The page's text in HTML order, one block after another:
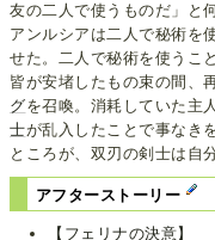
友の二人で使うものだ」と
アンルシアは二人で秘術を
せた。二人で秘術を使うこ
皆が安堵したもの束の間、
グを召喚。消耗していた主
士が乱入したことで事なき
ところが、双刃の剣士は自
アフターストーリー
【フェリナの決意】